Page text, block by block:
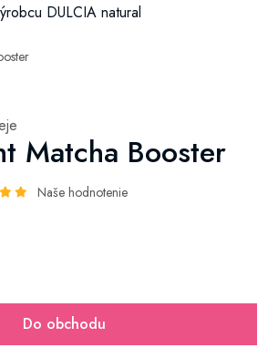
DULCIA natural
Matcha Booster
Naše hodnotenie
Do obchodu